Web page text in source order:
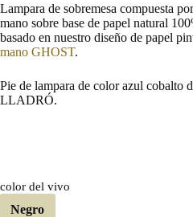
Lampara de sobremesa compuesta
mano sobre base de papel natural
basado en nuestro diseño de papel
mano GHOST.
Pie de lampara de color azul cobalto
LLADRÓ.
color del vivo
Negro